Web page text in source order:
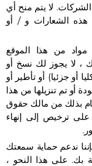
الشركات. لا يتم منح أي
الشعارات و / أو
تنزيل مواد من هذا الموقع
، لا يجوز لك نسخ أو
أو جزئيا) أو تأطير أو
أو تم تنزيلها من هذا
بذلك من مالك حقوق
ترخيص إلى إنهاء
ندعم حماية سمعتك
بك. على هذا النحو ،